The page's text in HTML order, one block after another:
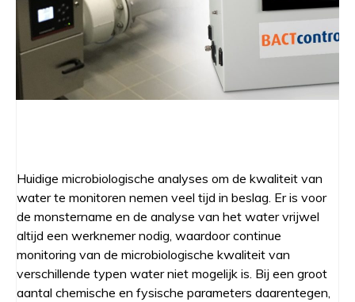
Huidige microbiologische analyses om de kwaliteit van
water te monitoren nemen veel tijd in beslag. Er is voor
de monstername en de analyse van het water vrijwel
altijd een werknemer nodig, waardoor continue
monitoring van de microbiologische kwaliteit van
verschillende typen water niet mogelijk is. Bij een groot
aantal chemische en fysische parameters daarentegen,